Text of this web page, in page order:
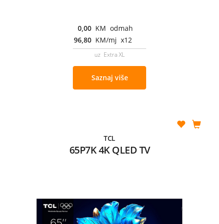
0,00 KM odmah
96,80 KM/mj x12
uz Extra XL
Saznaj više
TCL
65P7K 4K QLED TV